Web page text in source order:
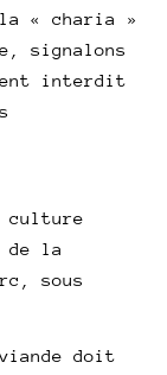
« charia »
signalons
interdit
culture
de la
sous
doit